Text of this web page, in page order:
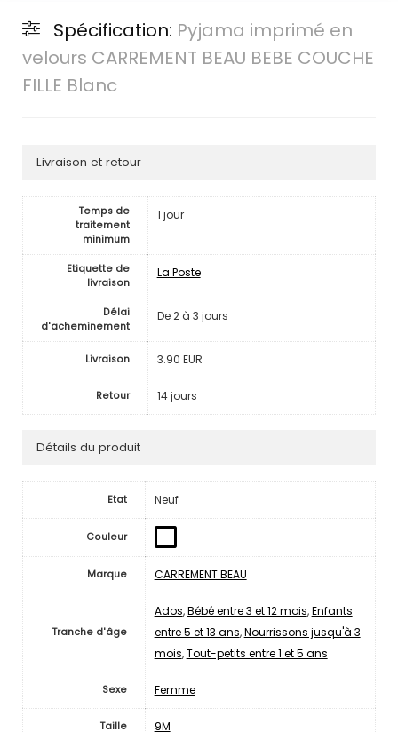
Spécification: Pyjama imprimé en
velours CARREMENT BEAU BEBE COUCHE
FILLE Blanc
Livraison et retour
Temps de
traitement
minimum
1 jour
Etiquette de
livraison
La Poste
Délai
d'acheminement
De 2 à 3 jours
Livraison 3.90 EUR
Retour 14 jours
Détails du produit
Etat Neuf
Couleur
Marque CARREMENT BEAU
Tranche d'âge
Ados,Bébé entre 3 et 12 mois,Enfants
entre 5 et 13 ans,Nourrissons jusqu'à 3
mois,Tout-petits entre 1 et 5 ans
Sexe Femme
Taille 9M